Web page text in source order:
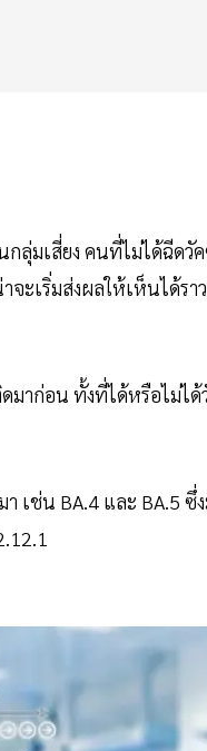
กลุ่มเสี่ยง คนที่ไม่ได้ฉี
จะเริ่มส่งผลให้เห็นได้
มาก่อน ทั้งที่ได้หรือไม่ไ
า เช่น BA.4 และ